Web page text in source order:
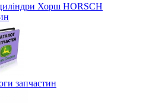
Хорш HORSCH
запчастин